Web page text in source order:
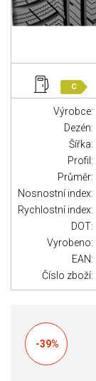
C
Výrobce:
Dezén:
Šířka:
Profil:
Průměr:
Nosnostní index:
Rychlostní index:
DOT:
Vyrobeno:
EAN:
Číslo zboží:
-39%